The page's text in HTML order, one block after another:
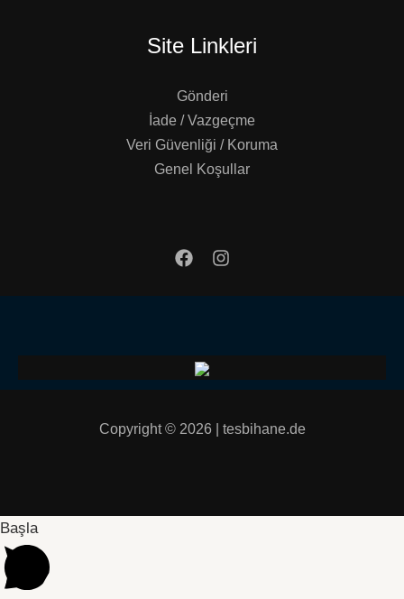
Site Linkleri
Gönderi
İade / Vazgeçme
Veri Güvenliği / Koruma
Genel Koşullar
Copyright © 2026 | tesbihane.de
Başla